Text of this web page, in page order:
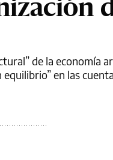
de la economía
en las